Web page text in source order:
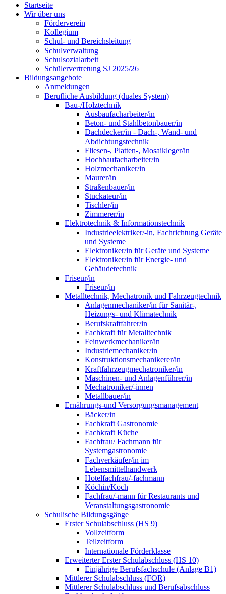
Startseite
Wir über uns
Förderverein
Kollegium
Schul- und Bereichsleitung
Schulverwaltung
Schulsozialarbeit
Schülervertretung SJ 2025/26
Bildungsangebote
Anmeldungen
Berufliche Ausbildung (duales System)
Bau-/Holztechnik
Ausbaufacharbeiter/in
Beton- und Stahlbetonbauer/in
Dachdecker/in - Dach-, Wand- und
Abdichtungstechnik
Fliesen-, Platten-, Mosaikleger/in
Hochbaufacharbeiter/in
Holzmechaniker/in
Maurer/in
Straßenbauer/in
Stuckateur/in
Tischler/in
Zimmerer/in
Elektrotechnik & Informationstechnik
Industrieelektriker/-in, Fachrichtung Geräte
und Systeme
Elektroniker/in für Geräte und Systeme
Elektroniker/in für Energie- und
Gebäudetechnik
Friseur/in
Friseur/in
Metalltechnik, Mechatronik und Fahrzeugtechnik
Anlagenmechaniker/in für Sanitär-,
Heizungs- und Klimatechnik
Berufskraftfahrer/in
Fachkraft für Metalltechnik
Feinwerkmechaniker/in
Industriemechaniker/in
Konstruktionsmechanikerer/in
Kraftfahrzeugmechatroniker/in
Maschinen- und Anlagenführer/in
Mechatroniker/-innen
Metallbauer/in
Ernährungs-und Versorgungsmanagement
Bäcker/in
Fachkraft Gastronomie
Fachkraft Küche
Fachfrau/ Fachmann für
Systemgastronomie
Fachverkäufer/in im
Lebensmittelhandwerk
Hotelfachfrau/-fachmann
Köchin/Koch
Fachfrau/-mann für Restaurants und
Veranstaltungsgastronomie
Schulische Bildungsgänge
Erster Schulabschluss (HS 9)
Vollzeitform
Teilzeitform
Internationale Förderklasse
Erweiterter Erster Schulabschluss (HS 10)
Einjährige Berufsfachschule (Anlage B1)
Mittlerer Schulabschluss (FOR)
Mittlerer Schulabschluss und Berufsabschluss